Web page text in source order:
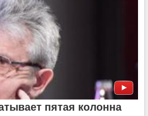
пятая колонна